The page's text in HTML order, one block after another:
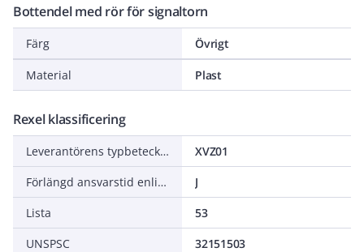
Bottendel med rör för signaltorn
Färg Övrigt
Material Plast
Rexel klassificering
Leverantörens typbeteckning
XVZ01
Förlängd ansvarstid enligt ALEM-09
J
Lista
53
UNSPSC
32151503